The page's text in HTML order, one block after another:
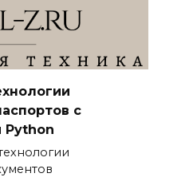
с
Python